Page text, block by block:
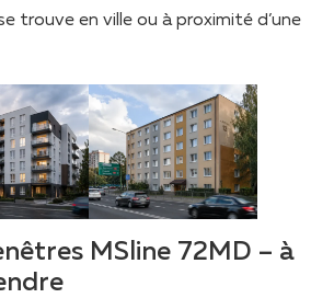
trouve en ville ou à proximité d’une
MSline 72MD – à